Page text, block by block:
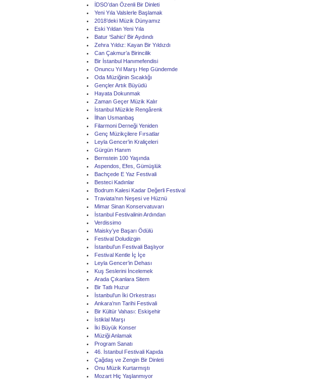
İDSO’dan Özenli Bir Dinleti
Yeni Yıla Valslerle Başlamak
2018’deki Müzik Dünyamız
Eski Yıldan Yeni Yıla
Batur ‘Sahici’ Bir Aydındı
Zehra Yıldız: Kayan Bir Yıldızdı
Can Çakmur’a Birincilik
Bir İstanbul Hanımefendisi
Onuncu Yıl Marşı Hep Gündemde
Oda Müziğinin Sıcaklığı
Gençler Artık Büyüdü
Hayata Dokunmak
Zaman Geçer Müzik Kalır
İstanbul Müzikle Rengârenk
İlhan Usmanbaş
Filarmoni Derneği Yeniden
Genç Müzikçilere Fırsatlar
Leyla Gencer’in Kraliçeleri
Gürgün Hanım
Bernstein 100 Yaşında
Aspendos, Efes, Gümüşlük
Bachçede E Yaz Festivali
Besteci Kadınlar
Bodrum Kalesi Kadar Değerli Festival
Traviata’nın Neşesi ve Hüznü
Mimar Sinan Konservatuvarı
İstanbul Festivalinin Ardından
Verdissimo
Maisky’ye Başarı Ödülü
Festival Doludizgin
İstanbul’un Festivali Başlıyor
Festival Kentle İç İçe
Leyla Gencer’in Dehası
Kuş Seslerini İncelemek
Arada Çıkanlara Sitem
Bir Tatlı Huzur
İstanbul’un İki Orkestrası
Ankara’nın Tarihi Festivali
Bir Kültür Vahası: Eskişehir
İstiklal Marşı
İki Büyük Konser
Müziği Anlamak
Program Sanatı
46. İstanbul Festivali Kapıda
Çağdaş ve Zengin Bir Dinleti
Onu Müzik Kurtarmıştı
Mozart Hiç Yaşlanmıyor